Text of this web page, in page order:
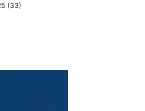
(33)